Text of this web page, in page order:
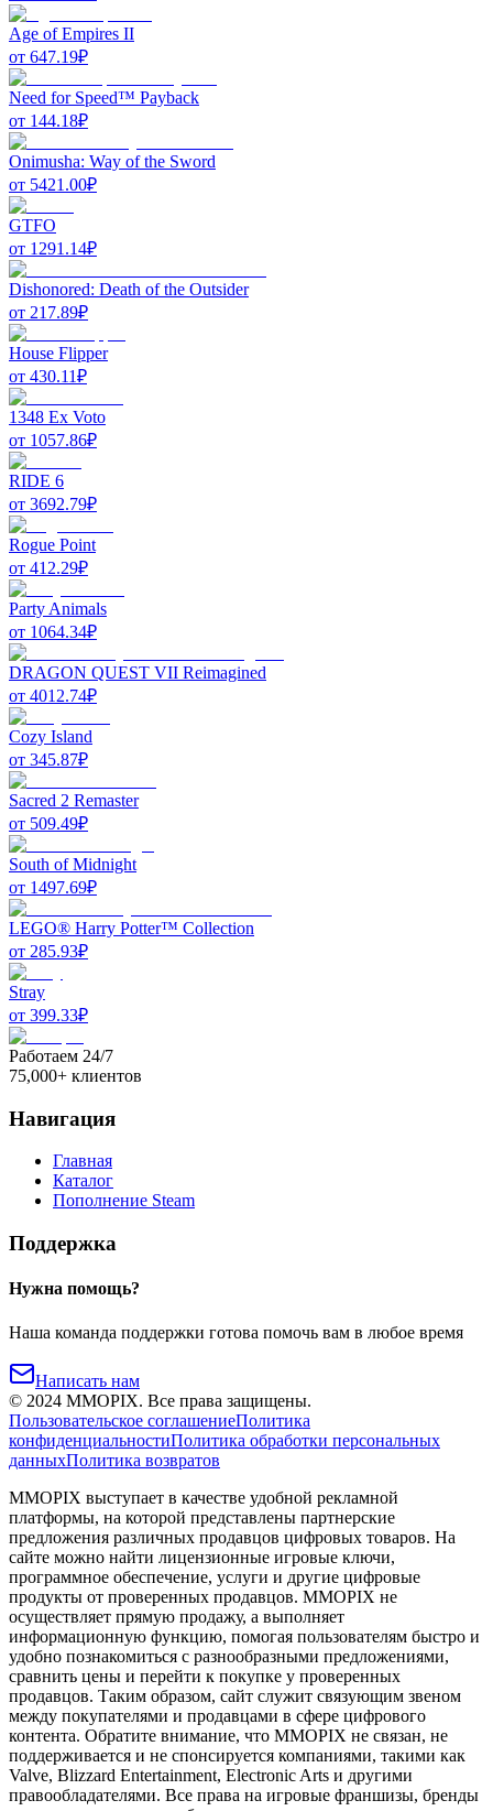
Age of Empires II
от 647.19₽
Need for Speed™ Payback
от 144.18₽
Onimusha: Way of the Sword
от 5421.00₽
GTFO
от 1291.14₽
Dishonored: Death of the Outsider
от 217.89₽
House Flipper
от 430.11₽
1348 Ex Voto
от 1057.86₽
RIDE 6
от 3692.79₽
Rogue Point
от 412.29₽
Party Animals
от 1064.34₽
DRAGON QUEST VII Reimagined
от 4012.74₽
Cozy Island
от 345.87₽
Sacred 2 Remaster
от 509.49₽
South of Midnight
от 1497.69₽
LEGO® Harry Potter™ Collection
от 285.93₽
Stray
от 399.33₽
Работаем 24/7
75,000+ клиентов
Навигация
Главная
Каталог
Пополнение Steam
Поддержка
Нужна помощь?
Наша команда поддержки готова помочь вам в любое время
Написать нам
© 2024 MMOPIX. Все права защищены.
Пользовательское соглашениеПолитика
конфиденциальностиПолитика обработки персональных
данныхПолитика возвратов
MMOPIX выступает в качестве удобной рекламной
платформы, на которой представлены партнерские
предложения различных продавцов цифровых товаров. На
сайте можно найти лицензионные игровые ключи,
программное обеспечение, услуги и другие цифровые
продукты от проверенных продавцов. MMOPIX не
осуществляет прямую продажу, а выполняет
информационную функцию, помогая пользователям быстро и
удобно познакомиться с разнообразными предложениями,
сравнить цены и перейти к покупке у проверенных
продавцов. Таким образом, сайт служит связующим звеном
между покупателями и продавцами в сфере цифрового
контента. Обратите внимание, что MMOPIX не связан, не
поддерживается и не спонсируется компаниями, такими как
Valve, Blizzard Entertainment, Electronic Arts и другими
правообладателями. Все права на игровые франшизы, бренды